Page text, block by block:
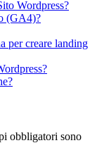
(GA4)?
per creare landing
obbligatori sono